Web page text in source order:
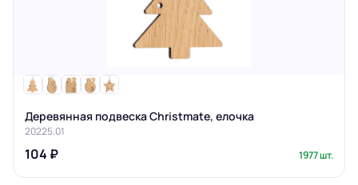
Деревянная подвеска Christmate, елочка
20225.01
104 ₽ 1977 шт.